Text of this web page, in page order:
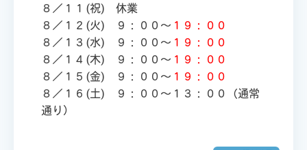
８／１１(祝) 休業
８／１２(火) ９：００～ １９：００
８／１３(水) ９：００～ １９：００
８／１４(木) ９：００～ １９：００
８／１５(金) ９：００～ １９：００
８／１６(土) ９：００～１３：００（通常
通り）